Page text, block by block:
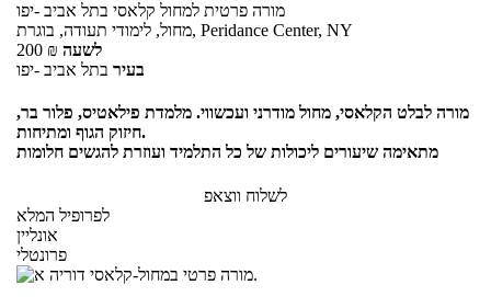
מורה פרטית למחול קלאסי בתל אביב -יפו
מחול, לימודי תעודה, בוגרת, Peridance Center, NY
200 ₪ לשעה
בעיר בתל אביב -יפו
מורה לבלט הקלאסי, מחול מודרני ועכשווי. מלמדת פילאטיס, פלור בר,
חיזוק הגוף ומתיחות.
מתאימה שיעורים ליכולות של כל התלמיד ועוזרת להגשים חלומות
לשלוח ווצאפ
לפרופיל המלא
אונליין
פרונטלי